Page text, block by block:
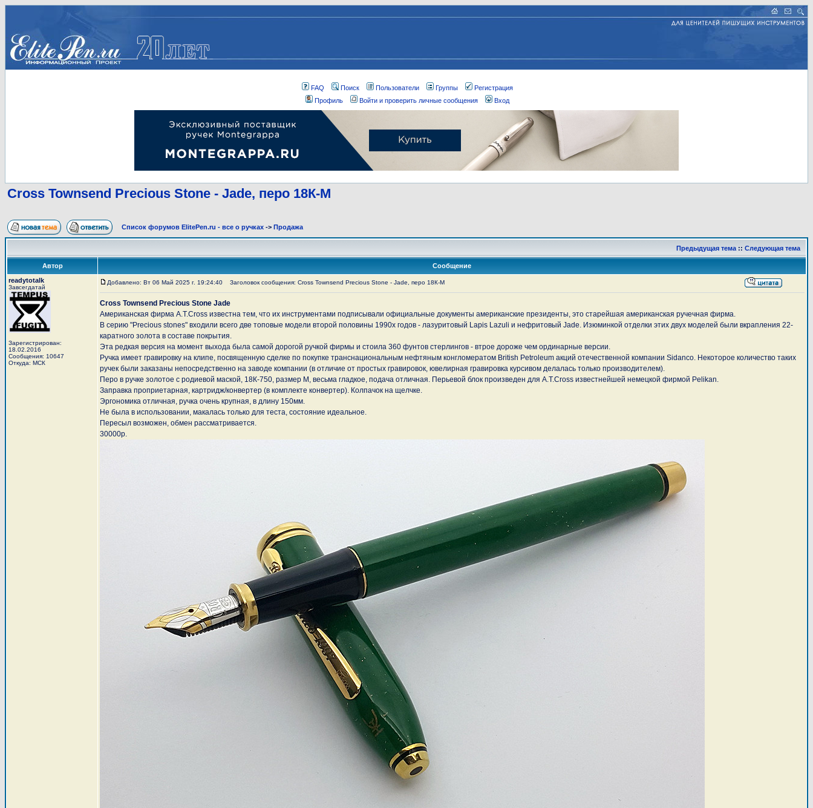
FAQ Поиск Пользователи Группы
Регистрация
Профиль
Войти и проверить личные сообщения Вход
Cross Townsend Precious Stone - Jade, перо 18К-М
Список форумов ElitePen.ru - все о ручках -> Продажа
Предыдущая тема :: Следующая тема
Автор
Сообщение
readytotalk
Завсегдатай
Зарегистрирован:
18.02.2016
Сообщения: 10647
Откуда: МСК
Добавлено: Вт 06 Май 2025 г. 19:24:40 Заголовок сообщения: Cross Townsend Precious Stone - Jade, перо 18К-М
Cross Townsend Precious Stone Jade
Американская фирма A.T.Cross известна тем, что их инструментами подписывали официальные документы американские президенты, это старейшая американская ручечная фирма.
В серию "Precious stones" входили всего две топовые модели второй половины 1990х годов - лазуритовый Lapis Lazuli и нефритовый Jade. Изюминкой отделки этих двух моделей были вкрапления 22-
каратного золота в составе покрытия.
Эта редкая версия на момент выхода была самой дорогой ручкой фирмы и стоила 360 фунтов стерлингов - втрое дороже чем ординарные версии.
Ручка имеет гравировку на клипе, посвященную сделке по покупке транснациональным нефтяным конгломератом British Petroleum акций отечественной компании Sidanco. Некоторое количество таких
ручек были заказаны непосредственно на заводе компании (в отличие от простых гравировок, ювелирная гравировка курсивом делалась только производителем).
Перо в ручке золотое с родиевой маской, 18К-750, размер М, весьма гладкое, подача отличная. Перьевой блок произведен для A.T.Cross известнейшей немецкой фирмой Pelikan.
Заправка проприетарная, картридж/конвертер (в комплекте конвертер). Колпачок на щелчке.
Эргономика отличная, ручка очень крупная, в длину 150мм.
Не была в использовании, макалась только для теста, состояние идеальное.
Пересыл возможен, обмен рассматривается.
30000р.